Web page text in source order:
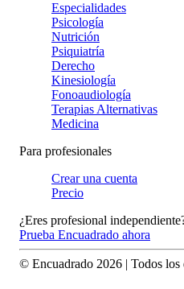
Especialidades
Psicología
Nutrición
Psiquiatría
Derecho
Kinesiología
Fonoaudiología
Terapias Alternativas
Medicina
Para profesionales
Crear una cuenta
Precio
¿Eres profesional
Prueba Encuadrado ahora
© Encuadrado 2026 | Todos los